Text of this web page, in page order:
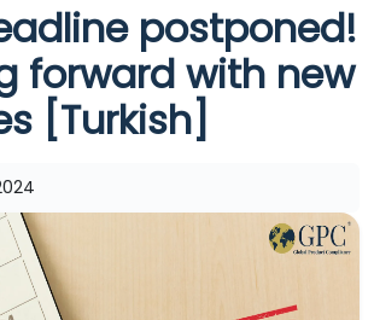
postponed!
forward with new
[Turkish]